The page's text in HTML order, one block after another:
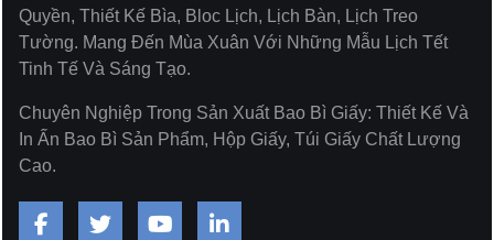
Quyền, Thiết Kế Bìa, Bloc Lịch, Lịch Bàn, Lịch Treo
Tường. Mang Đến Mùa Xuân Với Những Mẫu Lịch Tết
Tinh Tế Và Sáng Tạo.
Chuyên Nghiệp Trong Sản Xuất Bao Bì Giấy: Thiết Kế Và
In Ấn Bao Bì Sản Phẩm, Hộp Giấy, Túi Giấy Chất Lượng
Cao.